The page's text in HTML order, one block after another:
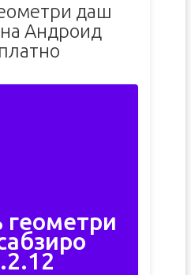
даш
Андроид
геометри